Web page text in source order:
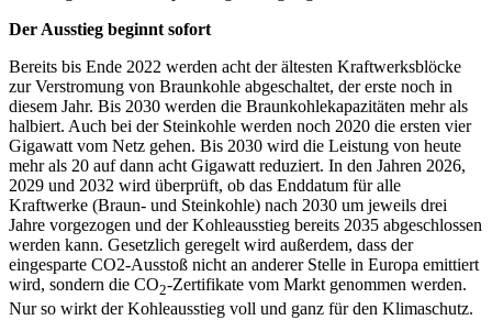
Der Ausstieg beginnt sofort
Bereits bis Ende 2022 werden acht der ältesten Kraftwerksblöcke
zur Verstromung von Braunkohle abgeschaltet, der erste noch in
diesem Jahr. Bis 2030 werden die Braunkohlekapazitäten mehr als
halbiert. Auch bei der Steinkohle werden noch 2020 die ersten vier
Gigawatt vom Netz gehen. Bis 2030 wird die Leistung von heute
mehr als 20 auf dann acht Gigawatt reduziert. In den Jahren 2026,
2029 und 2032 wird überprüft, ob das Enddatum für alle
Kraftwerke (Braun- und Steinkohle) nach 2030 um jeweils drei
Jahre vorgezogen und der Kohleausstieg bereits 2035 abgeschlossen
werden kann. Gesetzlich geregelt wird außerdem, dass der
eingesparte CO2-Ausstoß nicht an anderer Stelle in Europa emittiert
wird, sondern die CO2-Zertifikate vom Markt genommen werden.
Nur so wirkt der Kohleausstieg voll und ganz für den Klimaschutz.